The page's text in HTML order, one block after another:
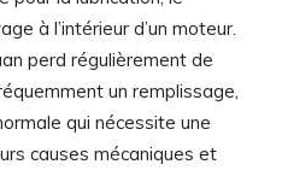
à l’intérieur d’un moteur.
perd régulièrement de
un remplissage,
qui nécessite une
causes mécaniques et